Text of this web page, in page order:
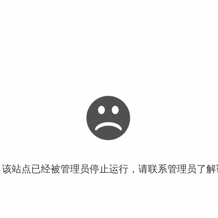
站点已经被管理员停止运行，请联系管理员了